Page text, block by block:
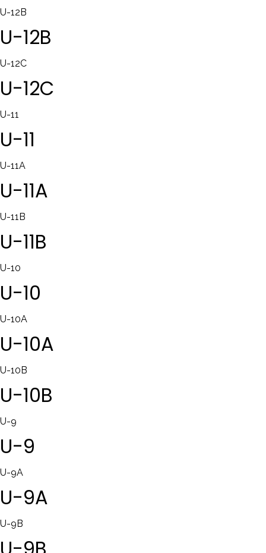
U-12B
U-12B
U-12C
U-12C
U-11
U-11
U-11A
U-11A
U-11B
U-11B
U-10
U-10
U-10A
U-10A
U-10B
U-10B
U-9
U-9
U-9A
U-9A
U-9B